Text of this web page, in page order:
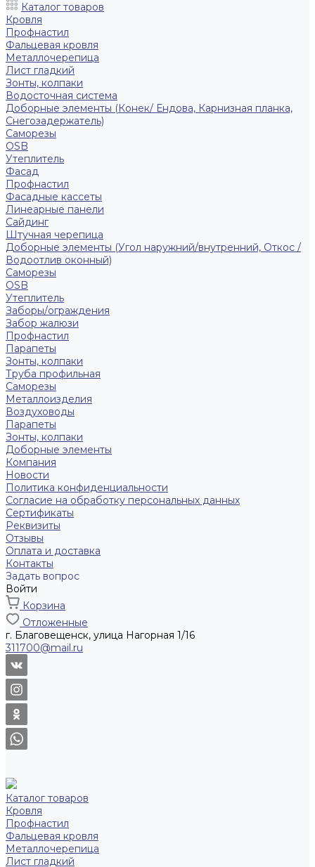
Каталог товаров
Кровля
Профнастил
Фальцевая кровля
Металлочерепица
Лист гладкий
Зонты, колпаки
Водосточная система
Доборные элементы (Конек/ Ендова, Карнизная планка,
Снегозадержатель)
Саморезы
ОSB
Утеплитель
Фасад
Профнастил
Фасадные кассеты
Линеарные панели
Сайдинг
Штучная черепица
Доборные элементы (Угол наружний/внутренний, Откос /
Водоотлив оконный)
Саморезы
OSB
Утеплитель
Заборы/ограждения
Забор жалюзи
Профнастил
Парапеты
Зонты, колпаки
Труба профильная
Саморезы
Металлоизделия
Воздуховоды
Парапеты
Зонты, колпаки
Доборные элементы
Компания
Новости
Политика конфиденциальности
Согласие на обработку персональных данных
Сертификаты
Реквизиты
Отзывы
Оплата и доставка
Контакты
Задать вопрос
Войти
Корзина
Отложенные
г. Благовещенск, улица Нагорная 1/16
311700@mail.ru
Каталог товаров
Кровля
Профнастил
Фальцевая кровля
Металлочерепица
Лист гладкий